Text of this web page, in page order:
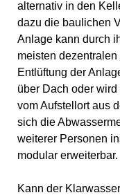
alternativ in den
dazu die baulichen
Anlage kann durch
meisten
Entlüftung der
über Dach oder
vom Aufstellort aus
sich die
weiterer Personen
modular erweiterbar.
Kann der